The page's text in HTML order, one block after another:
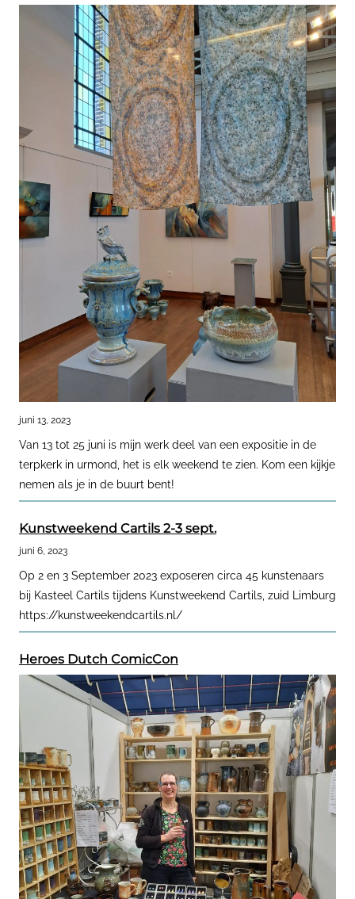
juni 13, 2023
Van 13 tot 25 juni is mijn werk deel van een expositie in de
terpkerk in urmond, het is elk weekend te zien. Kom een kijkje
nemen als je in de buurt bent!
Kunstweekend Cartils 2-3 sept.
juni 6, 2023
Op 2 en 3 September 2023 exposeren circa 45 kunstenaars
bij Kasteel Cartils tijdens Kunstweekend Cartils, zuid Limburg
https://kunstweekendcartils.nl/
Heroes Dutch ComicCon